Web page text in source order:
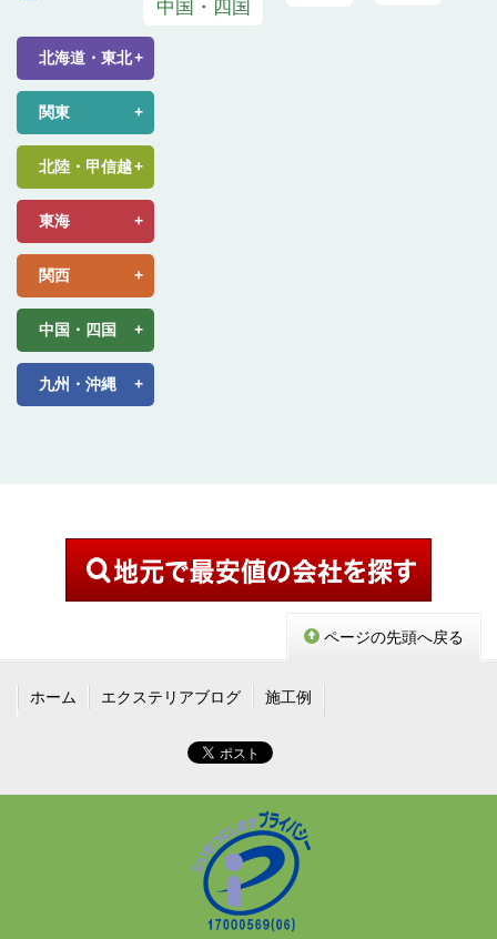
北海道・東北
関東
北陸・甲信越
東海
関西
中国・四国
九州・沖縄
ページの先頭へ戻る
ホーム エクステリアブログ 施工例